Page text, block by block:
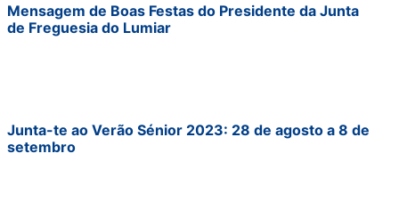
Mensagem de Boas Festas do Presidente da Junta
de Freguesia do Lumiar
Junta-te ao Verão Sénior 2023: 28 de agosto a 8 de
setembro